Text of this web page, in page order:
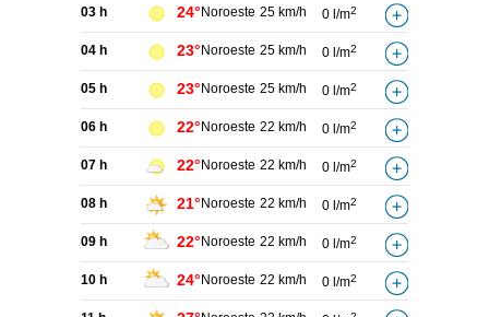
03 h 24° Noroeste 25 km/h 0 l/m2
04 h 23° Noroeste 25 km/h 0 l/m2
05 h 23° Noroeste 25 km/h 0 l/m2
06 h 22° Noroeste 22 km/h 0 l/m2
07 h 22° Noroeste 22 km/h 0 l/m2
08 h 21° Noroeste 22 km/h 0 l/m2
09 h 22° Noroeste 22 km/h 0 l/m2
10 h 24° Noroeste 22 km/h 0 l/m2